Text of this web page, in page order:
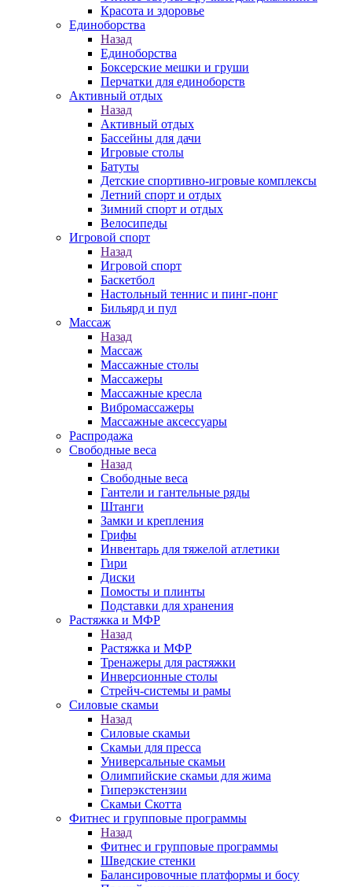
Красота и здоровье
Единоборства
Назад
Единоборства
Боксерские мешки и груши
Перчатки для единоборств
Активный отдых
Назад
Активный отдых
Бассейны для дачи
Игровые столы
Батуты
Детские спортивно-игровые комплексы
Летний спорт и отдых
Зимний спорт и отдых
Велосипеды
Игровой спорт
Назад
Игровой спорт
Баскетбол
Настольный теннис и пинг-понг
Бильярд и пул
Массаж
Назад
Массаж
Массажные столы
Массажеры
Массажные кресла
Вибромассажеры
Массажные аксессуары
Распродажа
Свободные веса
Назад
Свободные веса
Гантели и гантельные ряды
Штанги
Замки и крепления
Грифы
Инвентарь для тяжелой атлетики
Гири
Диски
Помосты и плинты
Подставки для хранения
Растяжка и МФР
Назад
Растяжка и МФР
Тренажеры для растяжки
Инверсионные столы
Стрейч-системы и рамы
Силовые скамьи
Назад
Силовые скамьи
Скамьи для пресса
Универсальные скамьи
Олимпийские скамьи для жима
Гиперэкстензии
Скамьи Скотта
Фитнес и групповые программы
Назад
Фитнес и групповые программы
Шведские стенки
Балансировочные платформы и босу